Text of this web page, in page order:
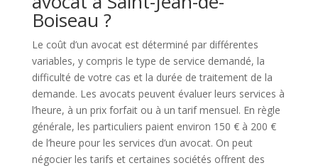
Boiseau ?
Le coût d’un avocat est déterminé par différentes
variables, y compris le type de service demandé, la
difficulté de votre cas et la durée de traitement de la
demande. Les avocats peuvent évaluer leurs services à
l’heure, à un prix forfait ou à un tarif mensuel. En règle
générale, les particuliers paient environ 150 € à 200 €
de l’heure pour les services d’un avocat. On peut
négocier les tarifs et certaines sociétés offrent des